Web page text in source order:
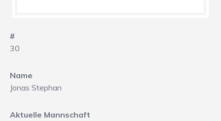
#
30
Name
Jonas Stephan
Aktuelle Mannschaft